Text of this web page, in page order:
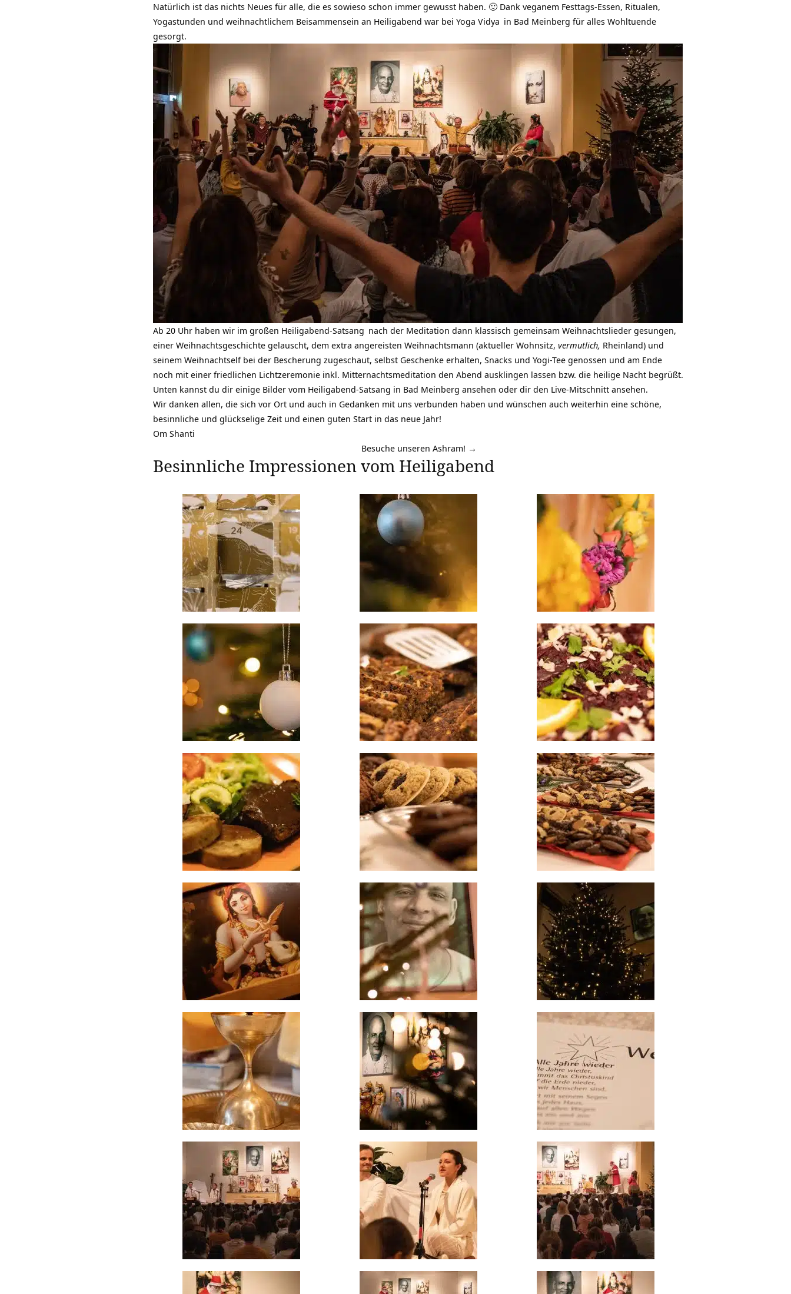
Natürlich ist das nichts Neues für alle, die es sowieso schon immer gewusst haben. 🙂 Dank veganem Festtags-Essen, Ritualen,
Yogastunden und weihnachtlichem Beisammensein an Heiligabend war bei Yoga Vidya in Bad Meinberg für alles Wohltuende
gesorgt.
Ab 20 Uhr haben wir im großen Heiligabend-Satsang nach der Meditation dann klassisch gemeinsam Weihnachtslieder gesungen,
einer Weihnachtsgeschichte gelauscht, dem extra angereisten Weihnachtsmann (aktueller Wohnsitz, vermutlich, Rheinland) und
seinem Weihnachtself bei der Bescherung zugeschaut, selbst Geschenke erhalten, Snacks und Yogi-Tee genossen und am Ende
noch mit einer friedlichen Lichtzeremonie inkl. Mitternachtsmeditation den Abend ausklingen lassen bzw. die heilige Nacht begrüßt.
Unten kannst du dir einige Bilder vom Heiligabend-Satsang in Bad Meinberg ansehen oder dir den Live-Mitschnitt ansehen.
Wir danken allen, die sich vor Ort und auch in Gedanken mit uns verbunden haben und wünschen auch weiterhin eine schöne,
besinnliche und glückselige Zeit und einen guten Start in das neue Jahr!
Om Shanti
Besuche unseren Ashram! →
Besinnliche Impressionen vom Heiligabend